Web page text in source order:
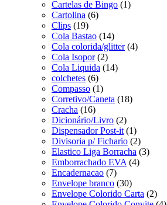
Cartelas de Bingo (1)
Cartolina (6)
Clips (19)
Cola Bastao (14)
Cola colorida/glitter (4)
Cola Isopor (2)
Cola Liquida (14)
colchetes (6)
Compasso (1)
Corretivo/Caneta (18)
Cracha (16)
Dicionário/Livro (2)
Dispensador Post-it (1)
Divisoria p/ Fichario (2)
Elastico Liga Borracha (3)
Emborrachado EVA (4)
Encadernacao (7)
Envelope branco (30)
Envelope Colorido Carta (2)